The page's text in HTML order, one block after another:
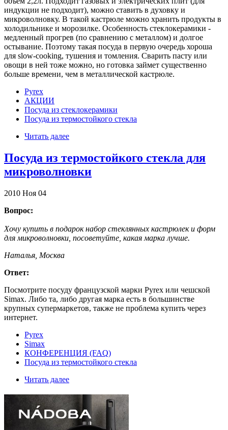
индукции не подходит), можно ставить в духовку и
микроволновку. В такой кастрюле можно хранить продукты в
холодильнике и морозилке. Особенность стеклокерамики -
медленный прогрев (по сравнению с металлом) и долгое
остывание. Поэтому такая посуда в первую очередь хороша
для slow-cooking, тушения и томления. Сварить пасту или
овощи в ней тоже можно, но готовка займет существенно
больше времени, чем в металлической кастрюле.
Pyrex
АКЦИИ
Посуда из стеклокерамики
Посуда из термостойкого стекла
Читать далее
Посуда из термостойкого стекла для
микроволновки
2010 Ноя 04
Вопрос:
Хочу купить в подарок набор стеклянных кастрюлек и форм
для микроволновки, посоветуйте, какая марка лучше.
Наталья, Москва
Ответ:
Посмотрите посуду французской марки Pyrex или чешской
Simax. Либо та, либо другая марка есть в большинстве
крупных супермаркетов, также не проблема купить через
интернет.
Pyrex
Simax
КОНФЕРЕНЦИЯ (FAQ)
Посуда из термостойкого стекла
Читать далее